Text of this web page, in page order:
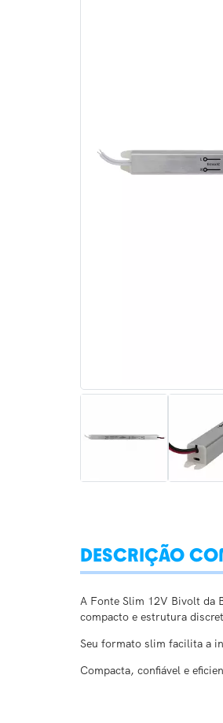
DESCRIÇÃO
A Fonte Slim 12V Bivolt da
compacto e estrutura
Seu formato slim facilita a
Compacta, confiável e